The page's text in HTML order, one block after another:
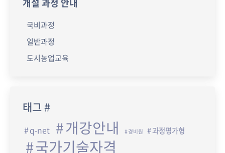
국비과정
일반과정
도시농업교육
태그 #
q-net 개강안내 경비원 과정평가형
국가기술자격